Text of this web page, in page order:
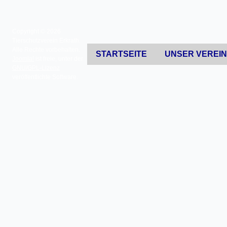
STARTSEITE UNSER VEREIN